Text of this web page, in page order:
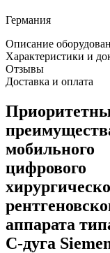
Германия
Описание
Характеристики и
Отзывы
Доставка и оплата
мобильного
цифрового
аппарата
С-дуга